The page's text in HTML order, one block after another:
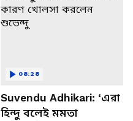
Suvendu Adhikari: ‘এরা
হিন্দু বলেই মমতা
08:28